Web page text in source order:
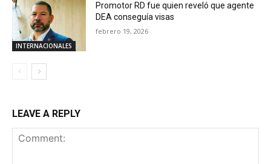
INTERNACIONALES
Promotor RD fue quien reveló que agente
DEA conseguía visas
febrero 19, 2026
LEAVE A REPLY